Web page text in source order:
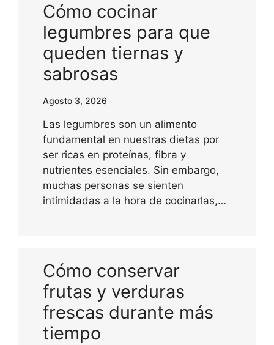
Cómo cocinar
legumbres para que
queden tiernas y
sabrosas
Agosto 3, 2026
Las legumbres son un alimento
fundamental en nuestras dietas por
ser ricas en proteínas, fibra y
nutrientes esenciales. Sin embargo,
muchas personas se sienten
intimidadas a la hora de cocinarlas,…
Cómo conservar
frutas y verduras
frescas durante más
tiempo